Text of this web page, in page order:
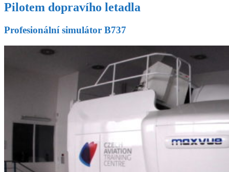
Pilotem dopravího letadla
Profesionální simulátor B737